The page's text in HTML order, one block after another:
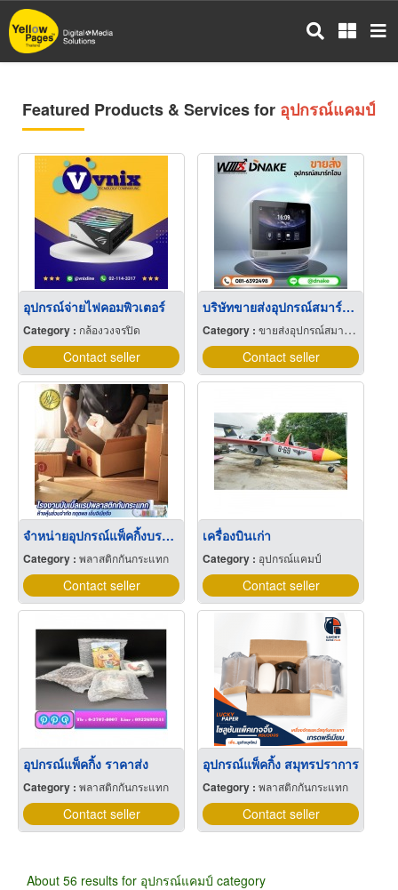
Skip
to
main
Featured Products & Services for อุปกรณ์แคมป์
อุปกรณ์จ่ายไฟคอมพิวเตอร์
Category : กล้องวงจรปิด
Contact seller
บริษัทขายส่งอุปกรณ์สมาร์ทโฮม
Category :ขายส่งอุปกรณ์สมาร์ทโฮม
Contact seller
จำหน่ายอุปกรณ์แพ็คกิ้งบรรจุหีบห่อสินค้า
Category : พลาสติกกันกระแทก
Contact seller
เครื่องบินเก่า
Category : อุปกรณ์แคมป์
Contact seller
อุปกรณ์แพ็คกิ้ง ราคาส่ง
Category : พลาสติกกันกระแทก
Contact seller
อุปกรณ์แพ็คกิ้ง สมุทรปราการ
Category :พลาสติกกันกระแทก
Contact seller
About 56 results for อุปกรณ์แคมป์ category